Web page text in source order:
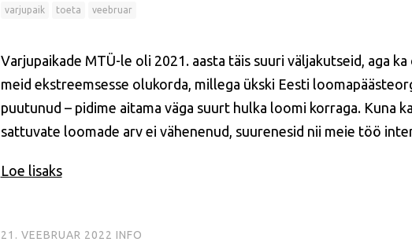
varjupaik toeta veebruar
Varjupaikade MTÜ-le oli 2021. aasta täis suuri väljakutseid, aga
meid ekstreemsesse olukorda, millega ükski Eesti
puutunud – pidime aitama väga suurt hulka loomi korraga. Kuna
sattuvate loomade arv ei vähenenud, suurenesid nii meie töö
Loe lisaks
21. VEEBRUAR 2022 INFO